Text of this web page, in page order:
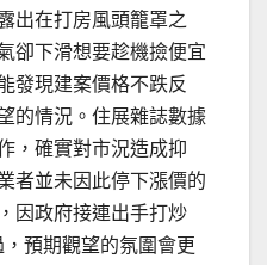
出在打房風頭籠罩之
卻下滑想要趁機撿便宜
發現建案價格不跌反
的情況。住展雜誌數據
，確實對市況造成抑
者並未因此停下漲價的
因政府接連出手打炒
預期觀望的氛圍會更